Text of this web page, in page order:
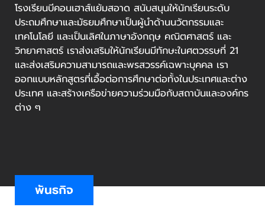
โรงเรียนบีคอนเฮาส์แย้มสอาด สนับสนุนให้นักเรียนระดับ
ประถมศึกษาและมัธยมศึกษาเป็นผู้นำด้านนวัตกรรมและ
เทคโนโลยี และเป็นเลิศในภาษาอังกฤษ คณิตศาสตร์ และ
วิทยาศาสตร์ เราส่งเสริมให้นักเรียนมีทักษะในศตวรรษที่ 21
และส่งเสริมความสามารถและพรสวรรค์เฉพาะบุคคล เรา
ออกแบบหลักสูตรที่เอื้อต่อการศึกษาต่อทั้งในประเทศและต่าง
ประเทศ และสร้างเครือข่ายความร่วมมือกับสถาบันและองค์กร
ต่าง ๆ
พันธกิจ